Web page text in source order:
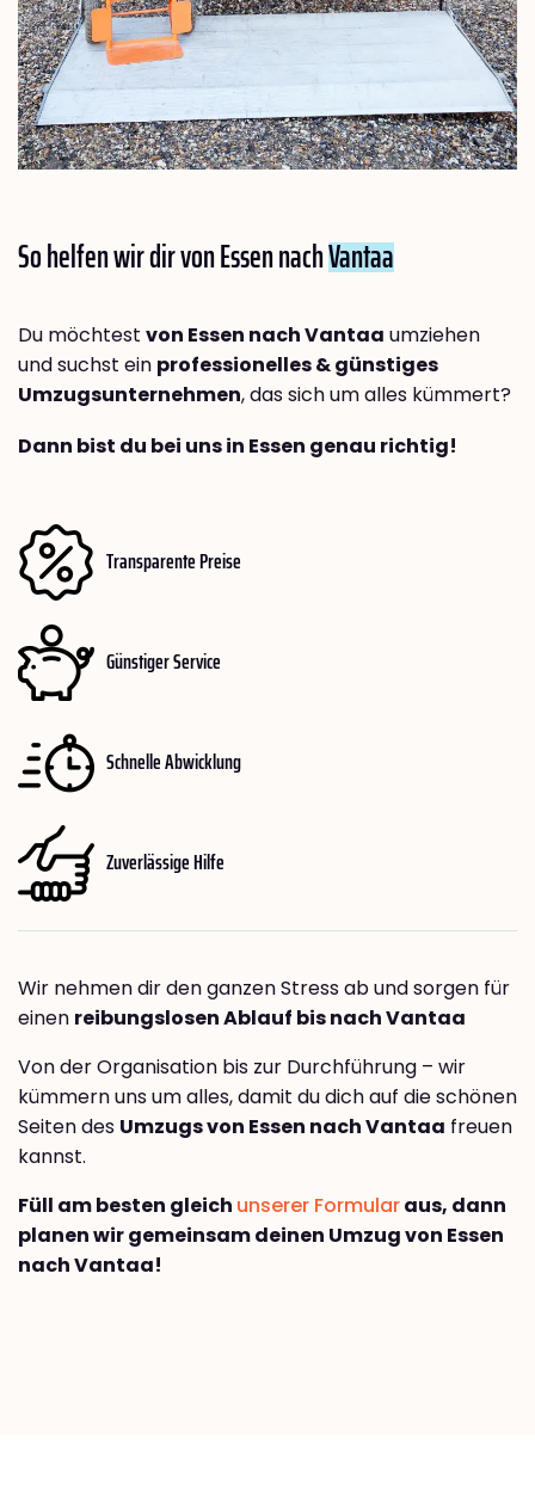
So helfen wir dir von Essen nachVantaa
Du möchtest von Essen nach Vantaa umziehen
und suchst ein professionelles & günstiges
Umzugsunternehmen, das sich um alles kümmert?
Dann bist du bei uns in Essen genau richtig!
Transparente Preise
Günstiger Service
Schnelle Abwicklung
Zuverlässige Hilfe
Wir nehmen dir den ganzen Stress ab und sorgen für
einen reibungslosen Ablauf bis nach Vantaa
Von der Organisation bis zur Durchführung – wir
kümmern uns um alles, damit du dich auf die schönen
Seiten des Umzugs von Essen nach Vantaa freuen
kannst.
Füll am besten gleich unserer Formularaus, dann
planen wir gemeinsam deinen Umzug von Essen
nach Vantaa!